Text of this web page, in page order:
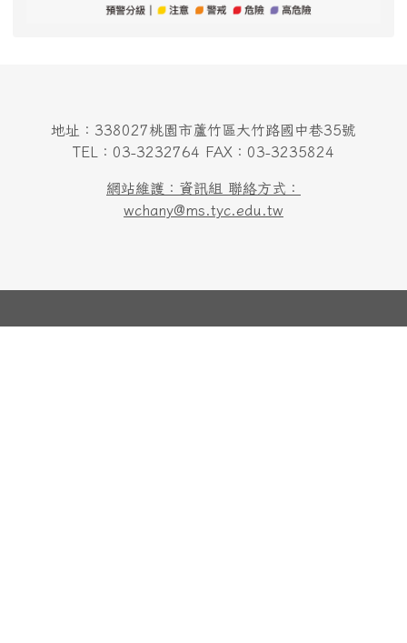
地址：338027桃園市蘆竹區大竹路國中巷35號
TEL：03-3232764 FAX：03-3235824
網站維護：資訊組 聯絡方式：
wchany@ms.tyc.edu.tw